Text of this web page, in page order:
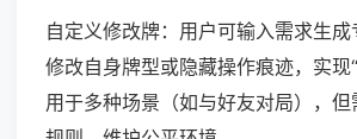
自定义修改牌：用户可输入需求生成
修改自身牌型或隐藏操作痕迹，实现
用于多种场景（如与好友对局），